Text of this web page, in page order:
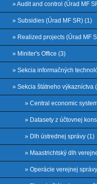
» Audit and control (Úrad MF
» Subsidies (Úrad MF SR) (1)
» Realized projects (Úrad MF
» Miniter's Office (3)
» Sekcia informačných
» Sekcia štátneho výkazníctva
» Central economic
» Datasety z účtovnej
» Dlh ústrednej správy (1)
» Maastrichtský dlh
» Operácie verejnej